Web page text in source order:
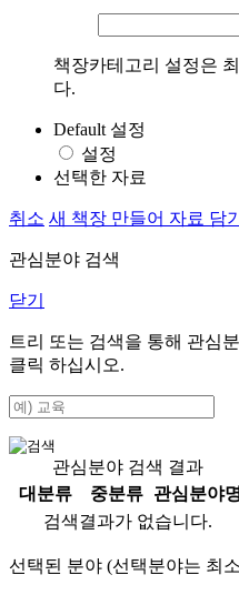
책장카테고리 설정은
다.
Default 설정
설정
선택한 자료
취소 새 책장 만들어 자료 담기
관심분야 검색
닫기
트리 또는 검색을 통해 관심
클릭 하십시오.
관심분야 검색 결과
대분류
중분류
관심분야
검색결과가 없습니다.
선택된 분야 (선택분야는 최